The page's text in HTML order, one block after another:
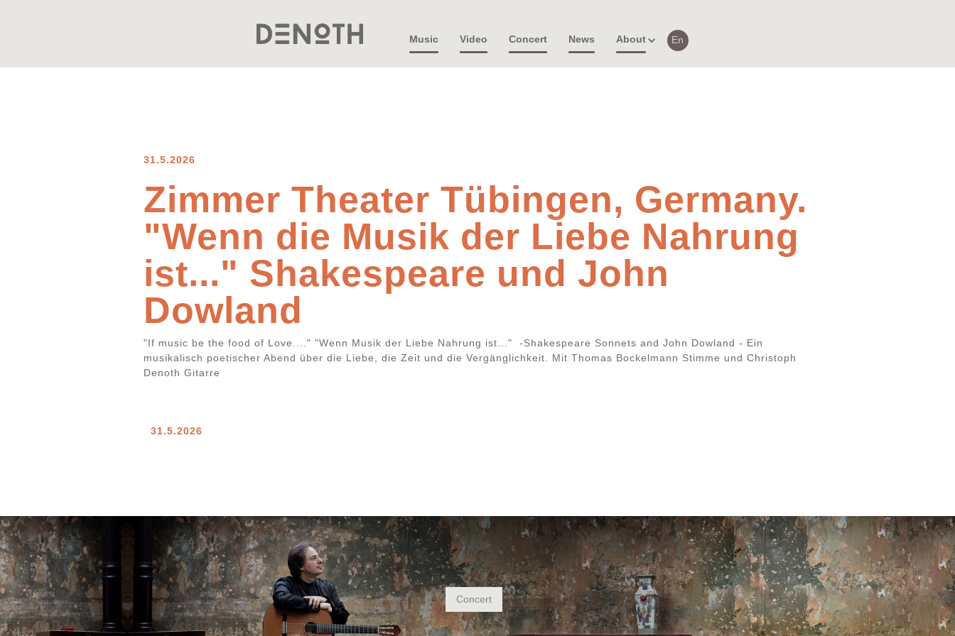
Music Video Concert News About En
31.5.2026
Zimmer Theater Tübingen, Germany.
"Wenn die Musik der Liebe Nahrung
ist..." Shakespeare und John
Dowland
"If music be the food of Love...." "Wenn Musik der Liebe Nahrung ist..." -Shakespeare Sonnets and John Dowland - Ein
musikalisch poetischer Abend über die Liebe, die Zeit und die Vergänglichkeit. Mit Thomas Bockelmann Stimme und Christoph
Denoth Gitarre
31.5.2026
Concert